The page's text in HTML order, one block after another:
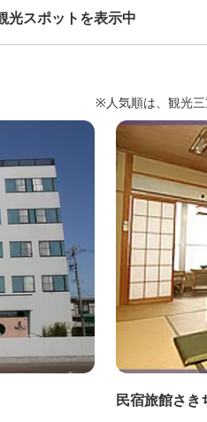
光スポットを表示中
※人気順は、観光
民宿旅館さき